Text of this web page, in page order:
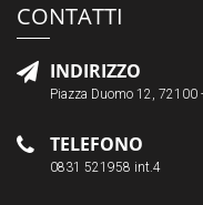
CONTATTI
INDIRIZZO
Piazza Duomo 12, 72100
TELEFONO
0831 521958 int.4